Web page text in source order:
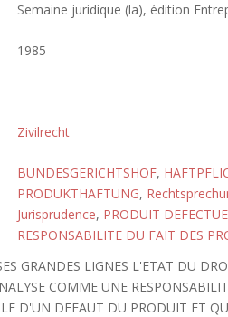
Semaine juridique (la), édition
1985
Zivilrecht
BUNDESGERICHTSHOF,
PRODUKTHAFTUNG,
Jurisprudence, PRODUIT
RESPONSABILITE DU FAIT DES
GRANDES LIGNES L'ETAT DU
COMME UNE
D'UN DEFAUT DU PRODUIT ET